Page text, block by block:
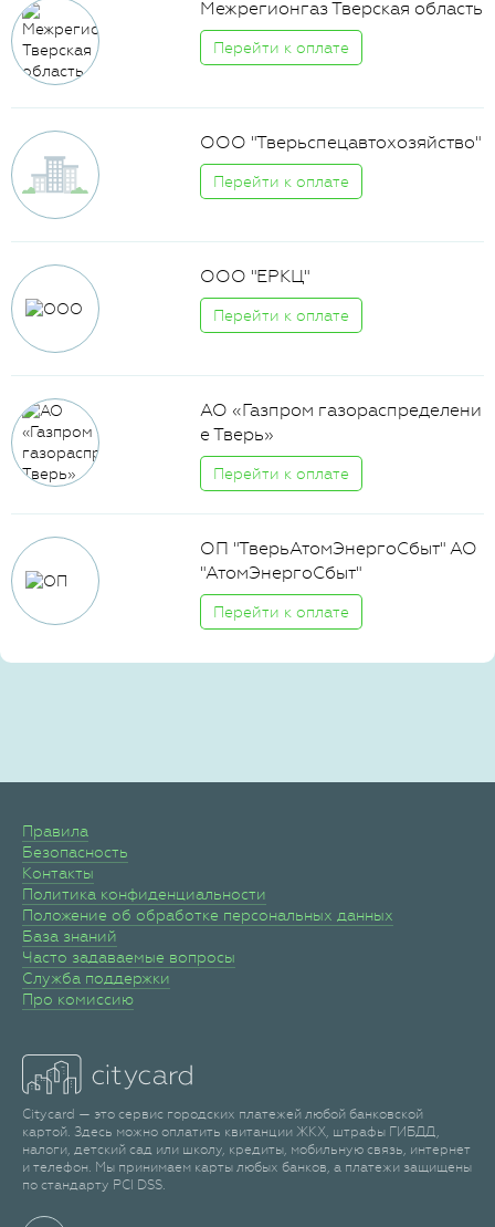
Межрегионгаз Тверская область
Перейти к оплате
ООО "Тверьспецавтохозяйство"
Перейти к оплате
ООО "ЕРКЦ"
Перейти к оплате
АО «Газпром газораспределени
е Тверь»
Перейти к оплате
ОП "ТверьАтомЭнергоСбыт" АО
"АтомЭнергоСбыт"
Перейти к оплате
Правила
Безопасность
Контакты
Политика конфиденциальности
Положение об обработке персональных данных
База знаний
Часто задаваемые вопросы
Служба поддержки
Про комиссию
Citycard — это сервис городских платежей любой банковской
картой. Здесь можно оплатить квитанции ЖКХ, штрафы ГИБДД,
налоги, детский сад или школу, кредиты, мобильную связь, интернет
и телефон. Мы принимаем карты любых банков, а платежи защищены
по стандарту PCI DSS.